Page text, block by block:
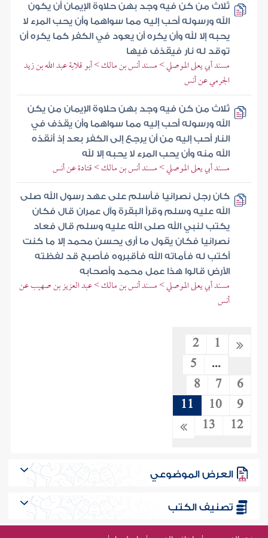
ثلاث من كن فيه وجد بهن حلاوة الإيمان أن يكون
الله ورسوله أحب إليه مما سواهما وأن يحب المرء لا
يحبه إلا لله وأن يكره أن يعود في الكفر كما يكره أن
توقد له نار فيقذف فيها
مسند أبي يعلى الموصلي > مسند أنس بن مالك > أبو قلابة عبد الله بن زيد
الجرمي عن أنس
ثلاث من كن فيه وجد بهن حلاوة الإيمان من يكن
الله ورسوله أحب إليه مما سواهما وأن يقذف في
النار أحب إليه من أن يرجع إلى الكفر بعد إذ أنقذه
الله منه وأن يحب المرء لا يحبه إلا لله
مسند أبي يعلى الموصلي > مسند أنس بن مالك > قتادة عن أنس
كان رجل نصرانيا فأسلم على عهد رسول الله صلى
الله عليه وسلم وقرأ البقرة وآل عمران قال فكان
يكتب لنبي الله صلى الله عليه وسلم قال فعاد
نصرانيا فكان يقول ما أرى يحسن محمد إلا ما كنت
أكتب له فأماته الله فأقبروه فأصبح قد لفظته
الأرض قالوا هذا عمل محمد وأصحابه
مسند أبي يعلى الموصلي > مسند أنس بن مالك > عبد العزيز بن صهيب عن
أنس
1
2
...
5
6
7
8
9
10
11
12
13
العرض الموضوعي
تصنيف الكتب